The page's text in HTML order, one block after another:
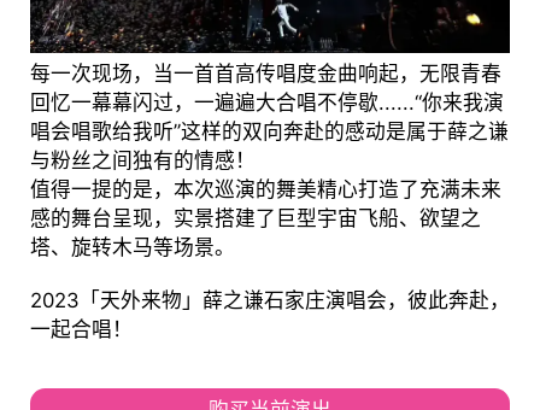
每一次现场，当一首首高传唱度金曲响起，无限青春
回忆一幕幕闪过，一遍遍大合唱不停歇......“你来我演
唱会唱歌给我听”这样的双向奔赴的感动是属于薛之谦
与粉丝之间独有的情感！
值得一提的是，本次巡演的舞美精心打造了充满未来
感的舞台呈现，实景搭建了巨型宇宙飞船、欲望之
塔、旋转木马等场景。
2023「天外来物」薛之谦石家庄演唱会，彼此奔赴，
一起合唱！